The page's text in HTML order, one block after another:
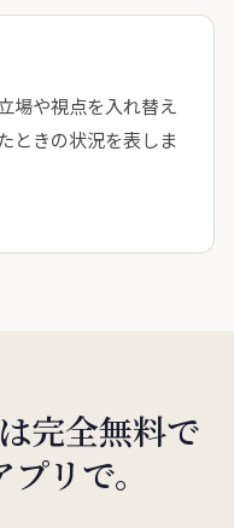
場や視点を入れ替え
ときの状況を表しま
完全無料で
リで。